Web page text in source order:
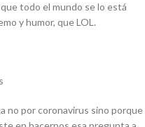
todo el mundo se lo está
y humor, que LOL.
no por coronavirus sino porque